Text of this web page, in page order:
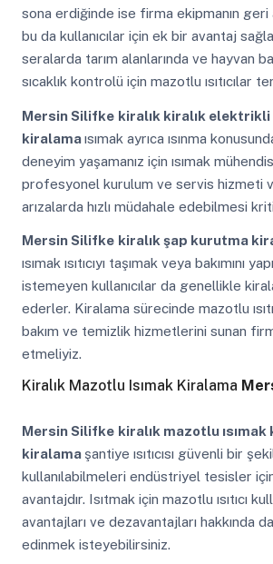
sona erdiğinde ise firma ekipmanın geri
bu da kullanıcılar için ek bir avantaj
seralarda tarım alanlarında ve hayvan
sıcaklık kontrolü için mazotlu ısıtıcılar
Mersin Silifke kiralık kiralık elektrikli
kiralamaısımak ayrıca ısınma
deneyim yaşamanız için ısımak
profesyonel kurulum ve servis hizmeti
arızalarda hızlı müdahale edebilmesi
Mersin Silifke kiralık şap kurutma
ısımak ısıtıcıyı taşımak veya bakımını
istemeyen kullanıcılar da genellikle
ederler. Kiralama sürecinde mazotlu
bakım ve temizlik hizmetlerini sunan
etmeliyiz.
Kiralık Mazotlu Isımak Kiralama
Mersin Silifke kiralık mazotlu ısımak
kiralama şantiye ısıtıcısı güvenli bir
kullanılabilmeleri endüstriyel tesisler
avantajdır. Isıtmak için mazotlu ısıtıcı
avantajları ve dezavantajları hakkında
edinmek isteyebilirsiniz.